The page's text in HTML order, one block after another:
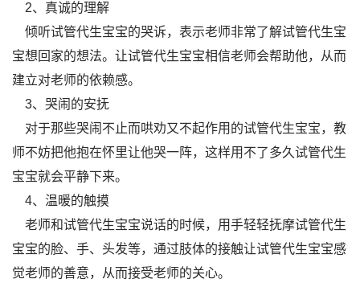
2、真诚的理解
倾听试管代生宝宝的哭诉，表示老师非常了解试管代生宝
宝想回家的想法。让试管代生宝宝相信老师会帮助他，从而
建立对老师的依赖感。
3、哭闹的安抚
对于那些哭闹不止而哄劝又不起作用的试管代生宝宝，教
师不妨把他抱在怀里让他哭一阵，这样用不了多久试管代生
宝宝就会平静下来。
4、温暖的触摸
老师和试管代生宝宝说话的时候，用手轻轻抚摩试管代生
宝宝的脸、手、头发等，通过肢体的接触让试管代生宝宝感
觉老师的善意，从而接受老师的关心。